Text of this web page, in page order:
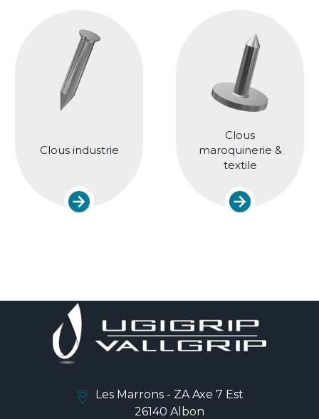
Clous industrie
Clous
maroquinerie &
textile
Les Marrons - ZA Axe 7 Est
26140 Albon